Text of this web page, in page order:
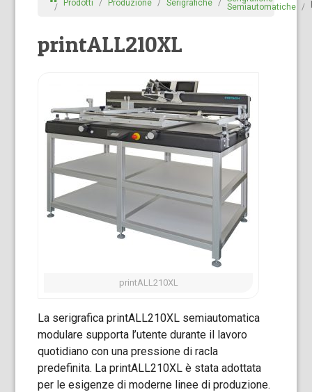
Prodotti Produzione Serigrafiche
Semiautomatiche
printALL210XL
printALL210XL
La serigrafica printALL210XL semiautomatica
modulare supporta l’utente durante il lavoro
quotidiano con una pressione di racla
predefinita. La printALL210XL è stata adottata
per le esigenze di moderne linee di produzione.